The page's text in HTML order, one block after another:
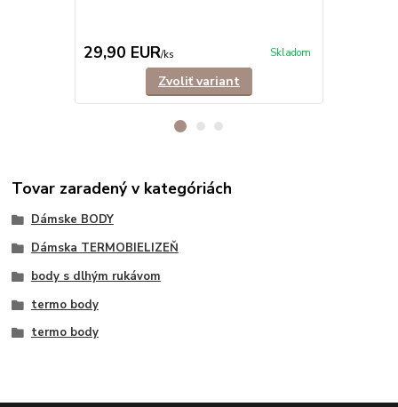
29,90 EUR/ks Skladom
Zvoliť variant
Tovar zaradený v kategóriách
Dámske BODY
Dámska TERMOBIELIZEŇ
body s dlhým rukávom
termo body
termo body